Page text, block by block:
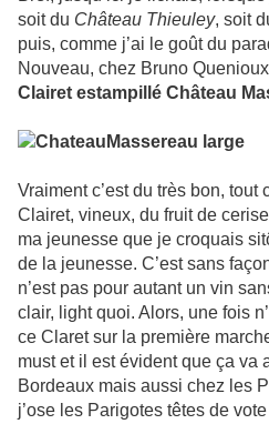
soit du Château Thieuley, soit
puis, comme j’ai le goût du
Nouveau, chez Bruno
Clairet estampillé Château
Vraiment c’est du très bon, tout
Clairet, vineux, du fruit de
ma jeunesse que je croquais
de la jeunesse. C’est sans
n’est pas pour autant un vin
clair, light quoi. Alors, une fois
ce Claret sur la première
must et il est évident que ça va
Bordeaux mais aussi chez les
j’ose les Parigotes têtes de